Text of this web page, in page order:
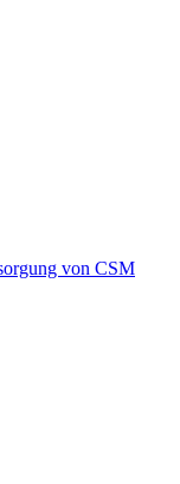
von CSM